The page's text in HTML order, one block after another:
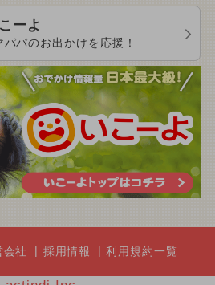
ーよ
パのお出かけを応援！
会社 採用情報 利用規約一覧